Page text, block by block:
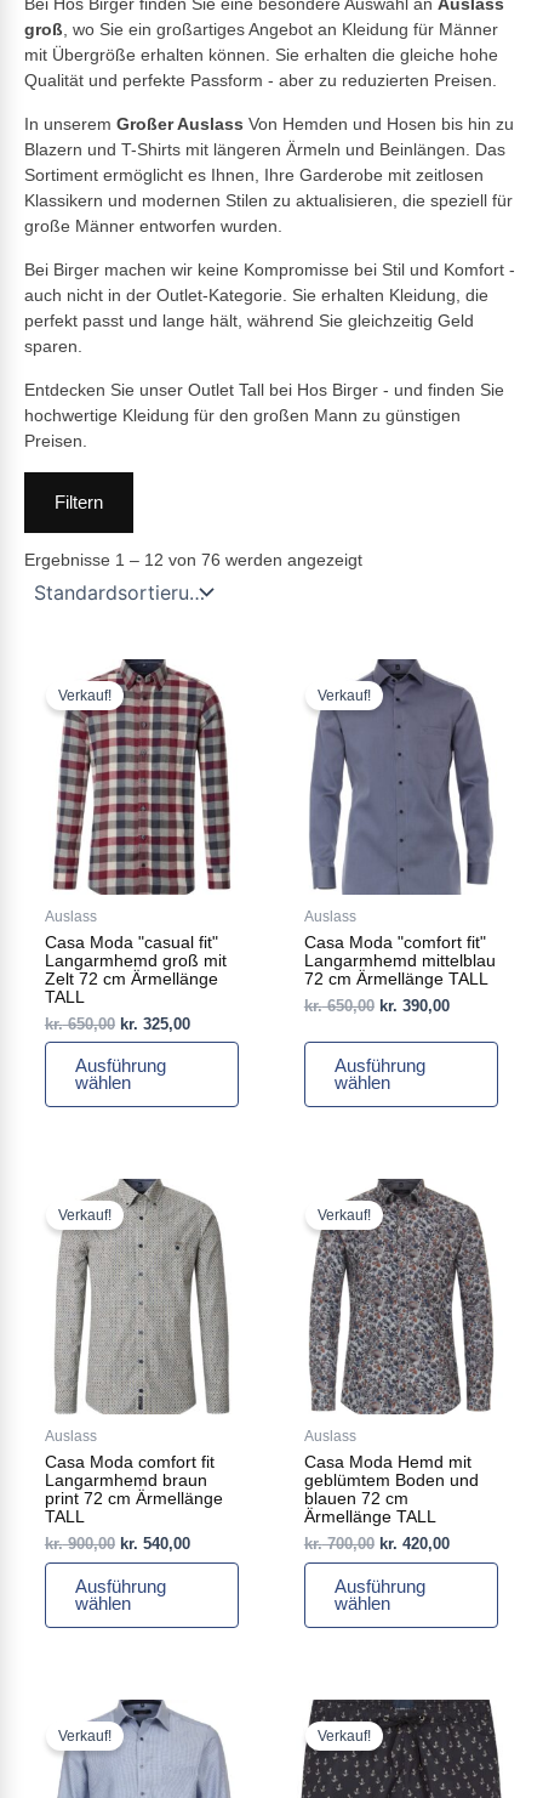
groß , wo Sie ein großartiges Angebot an Kleidung für Männer
mit Übergröße erhalten können. Sie erhalten die gleiche hohe
Qualität und perfekte Passform - aber zu reduzierten Preisen.
In unserem Großer Auslass Von Hemden und Hosen bis hin zu
Blazern und T-Shirts mit längeren Ärmeln und Beinlängen. Das
Sortiment ermöglicht es Ihnen, Ihre Garderobe mit zeitlosen
Klassikern und modernen Stilen zu aktualisieren, die speziell für
große Männer entworfen wurden.
Bei Birger machen wir keine Kompromisse bei Stil und Komfort -
auch nicht in der Outlet-Kategorie. Sie erhalten Kleidung, die
perfekt passt und lange hält, während Sie gleichzeitig Geld
sparen.
Entdecken Sie unser Outlet Tall bei Hos Birger - und finden Sie
hochwertige Kleidung für den großen Mann zu günstigen
Preisen.
Filtern
Ergebnisse 1 – 12 von 76 werden angezeigt
Verkauf!
Auslass
Casa Moda "casual fit"
Langarmhemd groß mit
Zelt 72 cm Ärmellänge
TALL
kr.650,00
Ursprünglicher
Preis
war:
kr. 650,00
kr. 325,00
Preis
ist:
kr. 325,00.
Ausführung
wählen
Produkt
weist
mehrere
Varianten
auf.
Die
Optionen
können
der
Produktseite
gewählt
werden
Verkauf!
Auslass
Casa Moda "comfort fit"
Langarmhemd mittelblau
72 cm Ärmellänge TALL
kr.650,00
Ursprünglicher
Preis
war:
kr. 650,00
kr. 390,00
Preis
ist:
kr. 390,00.
Ausführung
wählen
Produkt
weist
mehrere
Varianten
auf.
Optionen
können
der
Produktseite
gewählt
werden
Verkauf!
Auslass
Casa Moda comfort fit
Langarmhemd braun
print 72 cm Ärmellänge
TALL
kr.900,00
Ursprünglicher
Preis
war:
kr. 900,00
kr. 540,00
Preis
ist:
kr. 540,00.
Ausführung
wählen
Produkt
weist
mehrere
Varianten
auf.
Die
Optionen
können
auf
der
Produktseite
gewählt
werden
Verkauf!
Auslass
Casa Moda Hemd mit
geblümtem Boden und
blauen 72 cm
Ärmellänge TALL
kr.700,00
Ursprünglicher
Preis
war:
kr. 700,00
kr. 420,00
Preis
ist:
kr. 420,00.
Ausführung
wählen
Produkt
weist
mehrere
Varianten
auf.
Die
Optionen
können
der
Produktseite
gewählt
werden
Verkauf!
Ursprünglicher
Preis
war:
kr. 700,00
Preis
ist:
kr. 420,00.
Produkt
weist
mehrere
Verkauf!
Ursprünglicher
Preis
war:
kr. 300,00
Aktueller
Preis
ist:
kr. 180,00.
Dieses
Produkt
weist
mehrere